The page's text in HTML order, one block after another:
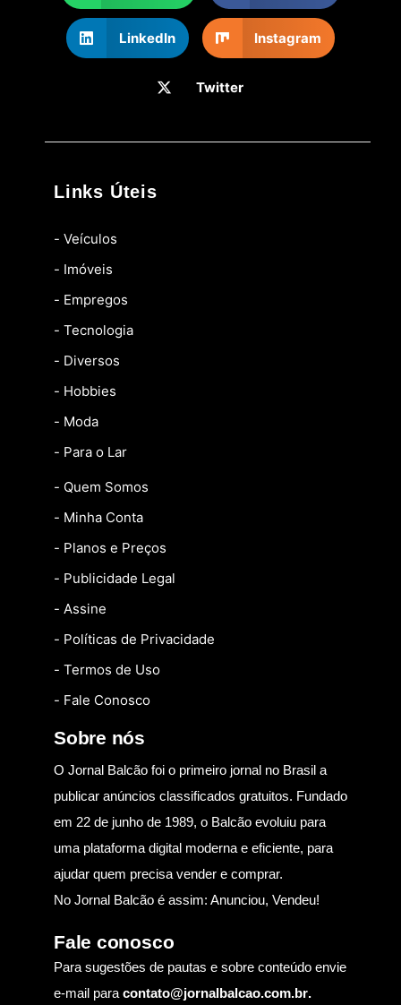
LinkedIn Instagram
Twitter
Links Úteis
- Veículos
- Imóveis
- Empregos
- Tecnologia
- Diversos
- Hobbies
- Moda
- Para o Lar
- Quem Somos
- Minha Conta
- Planos e Preços
- Publicidade Legal
- Assine
- Políticas de Privacidade
- Termos de Uso
- Fale Conosco
Sobre nós
O Jornal Balcão foi o primeiro jornal no Brasil a
publicar anúncios classificados gratuitos. Fundado
em 22 de junho de 1989, o Balcão evoluiu para
uma plataforma digital moderna e eficiente, para
ajudar quem precisa vender e comprar.
No Jornal Balcão é assim: Anunciou, Vendeu!
Fale conosco
Para sugestões de pautas e sobre conteúdo envie
e-mail para contato@jornalbalcao.com.br.